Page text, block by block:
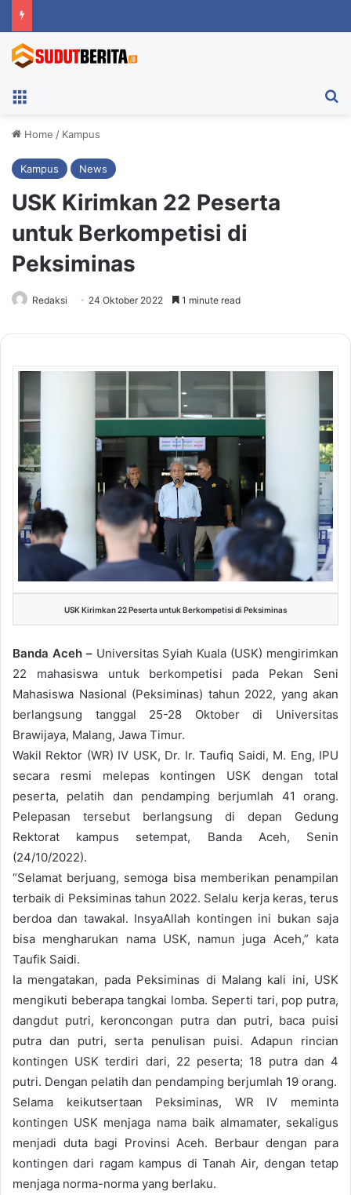
Home / Kampus
Kampus News
USK Kirimkan 22 Peserta
untuk Berkompetisi di
Peksiminas
Redaksi 24 Oktober 2022 1 minute read
USK Kirimkan 22 Peserta untuk Berkompetisi di Peksiminas
Banda Aceh – Universitas Syiah Kuala (USK) mengirimkan
22 mahasiswa untuk berkompetisi pada Pekan Seni
Mahasiswa Nasional (Peksiminas) tahun 2022, yang akan
berlangsung tanggal 25-28 Oktober di Universitas
Brawijaya, Malang, Jawa Timur.
Wakil Rektor (WR) IV USK, Dr. Ir. Taufiq Saidi, M. Eng, IPU
secara resmi melepas kontingen USK dengan total
peserta, pelatih dan pendamping berjumlah 41 orang.
Pelepasan tersebut berlangsung di depan Gedung
Rektorat kampus setempat, Banda Aceh, Senin
(24/10/2022).
“Selamat berjuang, semoga bisa memberikan penampilan
terbaik di Peksiminas tahun 2022. Selalu kerja keras, terus
berdoa dan tawakal. InsyaAllah kontingen ini bukan saja
bisa mengharukan nama USK, namun juga Aceh,” kata
Taufik Saidi.
Ia mengatakan, pada Peksiminas di Malang kali ini, USK
mengikuti beberapa tangkai lomba. Seperti tari, pop putra,
dangdut putri, keroncongan putra dan putri, baca puisi
putra dan putri, serta penulisan puisi. Adapun rincian
kontingen USK terdiri dari, 22 peserta; 18 putra dan 4
putri. Dengan pelatih dan pendamping berjumlah 19 orang.
Selama keikutsertaan Peksiminas, WR IV meminta
kontingen USK menjaga nama baik almamater, sekaligus
menjadi duta bagi Provinsi Aceh. Berbaur dengan para
kontingen dari ragam kampus di Tanah Air, dengan tetap
menjaga norma-norma yang berlaku.